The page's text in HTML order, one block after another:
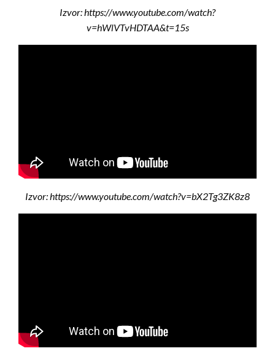
Izvor:https://www.youtube.com/watch?
v=hWlVTvHDTAA&t=15s
Izvor: https://www.youtube.com/watch?v=bX2Tg3ZK8z8